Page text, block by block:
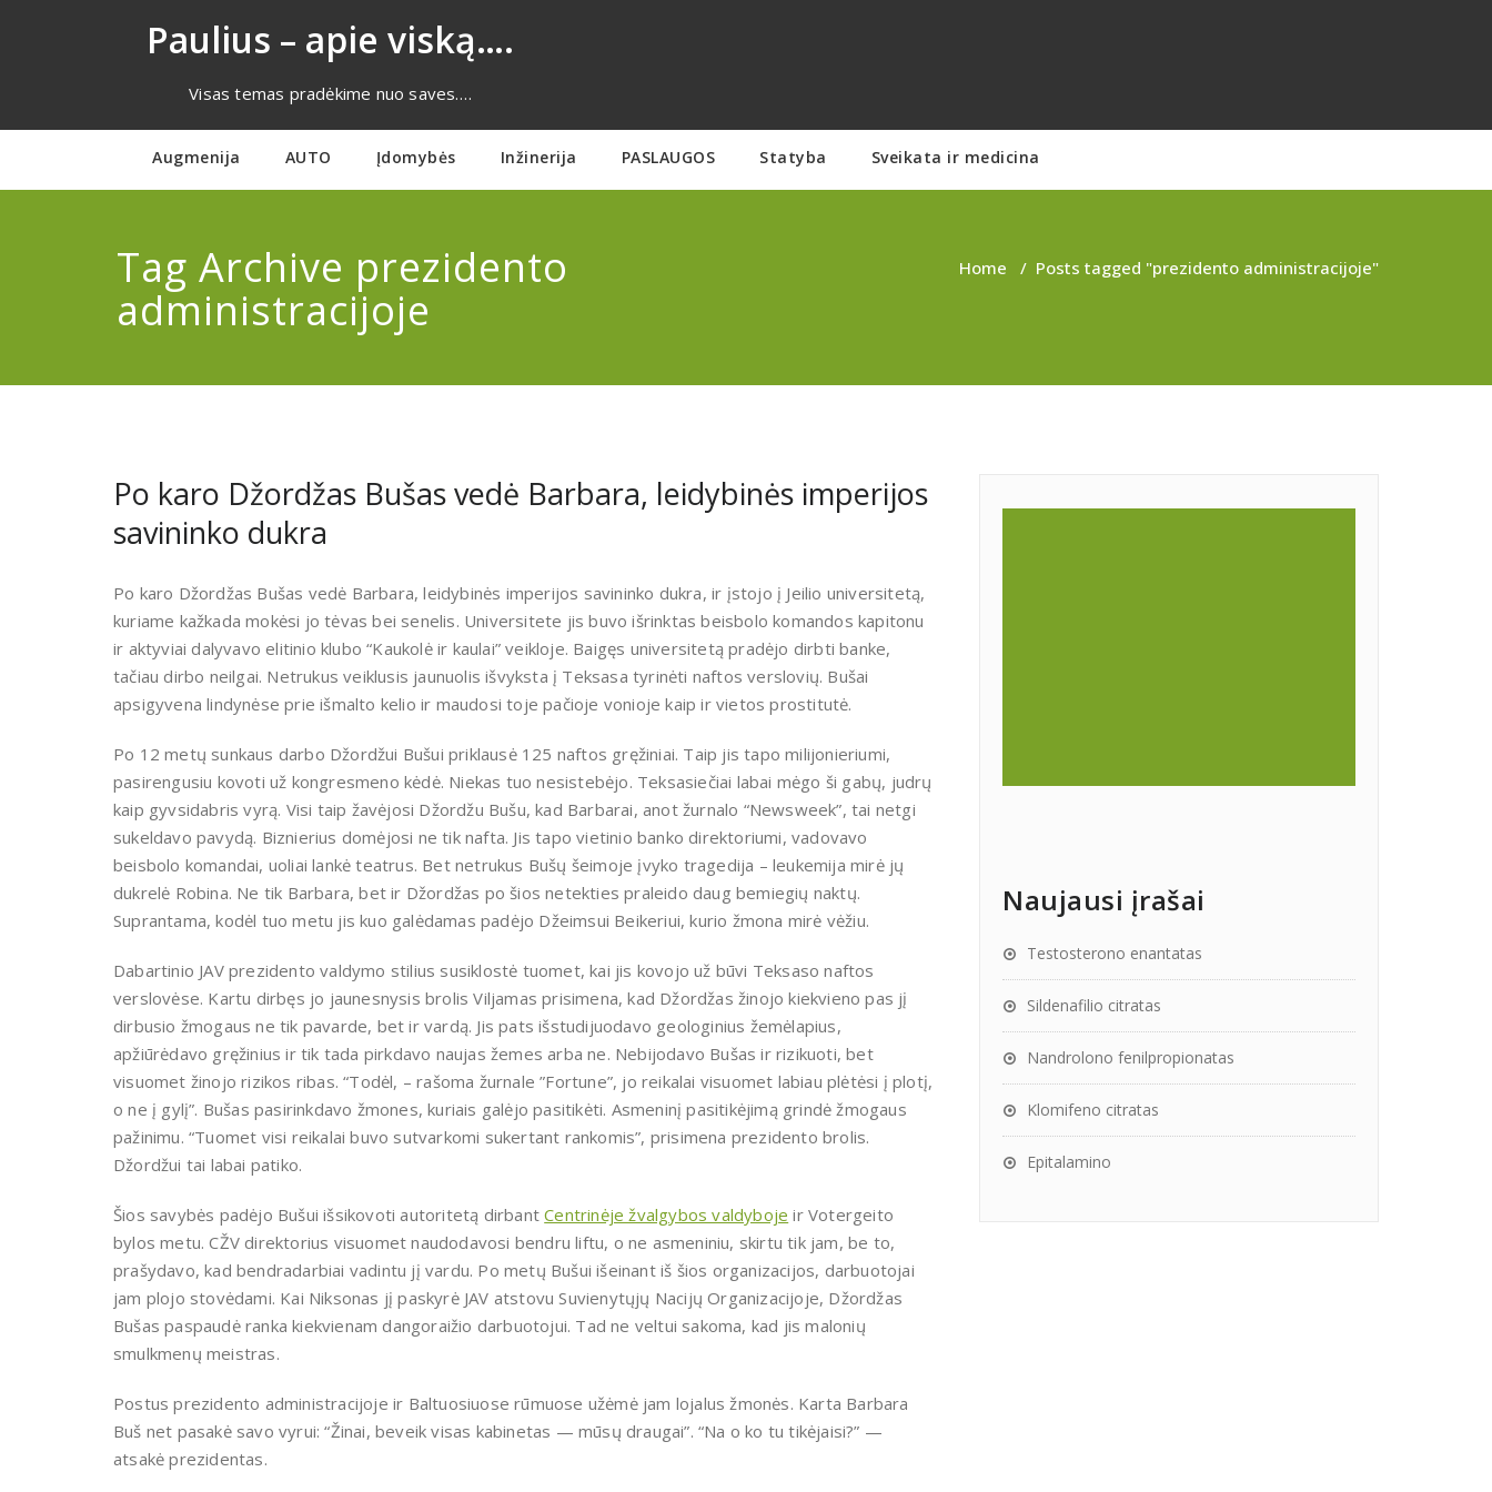
Paulius – apie viską….
Visas temas pradėkime nuo saves….
Augmenija AUTO Įdomybės Inžinerija PASLAUGOS Statyba Sveikata ir medicina
Tag Archive prezidento
administracijoje
Home / Posts tagged "prezidento administracijoje"
Po karo Džordžas Bušas vedė Barbara, leidybinės imperijos
savininko dukra
Po karo Džordžas Bušas vedė Barbara, leidybinės imperijos savininko dukra, ir įstojo į Jeilio universitetą,
kuriame kažkada mokėsi jo tėvas bei senelis. Universitete jis buvo išrinktas beisbolo komandos kapitonu
ir aktyviai dalyvavo elitinio klubo “Kaukolė ir kaulai” veikloje. Baigęs universitetą pradėjo dirbti banke,
tačiau dirbo neilgai. Netrukus veiklusis jaunuolis išvyksta į Teksasa tyrinėti naftos verslovių. Bušai
apsigyvena lindynėse prie išmalto kelio ir maudosi toje pačioje vonioje kaip ir vietos prostitutė.
Po 12 metų sunkaus darbo Džordžui Bušui priklausė 125 naftos gręžiniai. Taip jis tapo milijonieriumi,
pasirengusiu kovoti už kongresmeno kėdė. Niekas tuo nesistebėjo. Teksasiečiai labai mėgo ši gabų, judrų
kaip gyvsidabris vyrą. Visi taip žavėjosi Džordžu Bušu, kad Barbarai, anot žurnalo “Newsweek”, tai netgi
sukeldavo pavydą. Biznierius domėjosi ne tik nafta. Jis tapo vietinio banko direktoriumi, vadovavo
beisbolo komandai, uoliai lankė teatrus. Bet netrukus Bušų šeimoje įvyko tragedija – leukemija mirė jų
dukrelė Robina. Ne tik Barbara, bet ir Džordžas po šios netekties praleido daug bemiegių naktų.
Suprantama, kodėl tuo metu jis kuo galėdamas padėjo Džeimsui Beikeriui, kurio žmona mirė vėžiu.
Dabartinio JAV prezidento valdymo stilius susiklostė tuomet, kai jis kovojo už būvi Teksaso naftos
verslovėse. Kartu dirbęs jo jaunesnysis brolis Viljamas prisimena, kad Džordžas žinojo kiekvieno pas jį
dirbusio žmogaus ne tik pavarde, bet ir vardą. Jis pats išstudijuodavo geologinius žemėlapius,
apžiūrėdavo gręžinius ir tik tada pirkdavo naujas žemes arba ne. Nebijodavo Bušas ir rizikuoti, bet
visuomet žinojo rizikos ribas. “Todėl, – rašoma žurnale ”Fortune”, jo reikalai visuomet labiau plėtėsi į plotį,
o ne į gylį”. Bušas pasirinkdavo žmones, kuriais galėjo pasitikėti. Asmeninį pasitikėjimą grindė žmogaus
pažinimu. “Tuomet visi reikalai buvo sutvarkomi sukertant rankomis”, prisimena prezidento brolis.
Džordžui tai labai patiko.
Šios savybės padėjo Bušui išsikovoti autoritetą dirbantCentrinėje žvalgybos valdyboje ir Votergeito
bylos metu. CŽV direktorius visuomet naudodavosi bendru liftu, o ne asmeniniu, skirtu tik jam, be to,
prašydavo, kad bendradarbiai vadintu jį vardu. Po metų Bušui išeinant iš šios organizacijos, darbuotojai
jam plojo stovėdami. Kai Niksonas jį paskyrė JAV atstovu Suvienytųjų Nacijų Organizacijoje, Džordžas
Bušas paspaudė ranka kiekvienam dangoraižio darbuotojui. Tad ne veltui sakoma, kad jis malonių
smulkmenų meistras.
Postus prezidento administracijoje ir Baltuosiuose rūmuose užėmė jam lojalus žmonės. Karta Barbara
Buš net pasakė savo vyrui: “Žinai, beveik visas kabinetas — mūsų draugai”. “Na o ko tu tikėjaisi?” —
atsakė prezidentas.
Naujausi įrašai
Testosterono enantatas
Sildenafilio citratas
Nandrolono fenilpropionatas
Klomifeno citratas
Epitalamino